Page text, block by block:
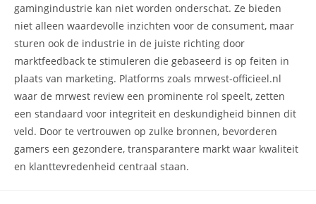
gamingindustrie kan niet worden onderschat. Ze bieden
niet alleen waardevolle inzichten voor de consument, maar
sturen ook de industrie in de juiste richting door
marktfeedback te stimuleren die gebaseerd is op feiten in
plaats van marketing. Platforms zoals mrwest-officieel.nl
waar de mrwest review een prominente rol speelt, zetten
een standaard voor integriteit en deskundigheid binnen dit
veld. Door te vertrouwen op zulke bronnen, bevorderen
gamers een gezondere, transparantere markt waar kwaliteit
en klanttevredenheid centraal staan.